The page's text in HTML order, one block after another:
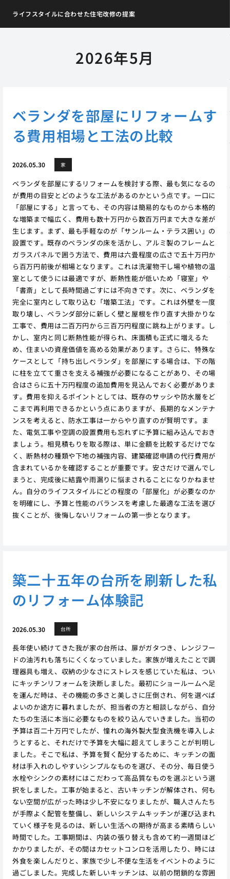
ライフスタイルに合わせた住宅改修の提案
2026年5月
ベランダを部屋にリフォームす
る費用相場と工法の比較
2026.05.30 家
ベランダを部屋にするリフォームを検討する際、最も気になるの
が費用の目安とどのような工法があるのかという点です。一口に
「部屋にする」と言っても、その内容は簡易的なものから本格的
な増築まで幅広く、費用も数十万円から数百万円まで大きな差が
生じます。まず、最も手軽なのが「サンルーム・テラス囲い」の
設置です。既存のベランダの床を活かし、アルミ製のフレームと
ガラスパネルで囲う方法で、費用は六畳程度の広さで五十万円か
ら百万円前後が相場となります。これは洗濯物干し場や植物の温
室として使うには最適ですが、断熱性能が低いため「寝室」や
「書斎」として長時間過ごすには不向きです。次に、ベランダを
完全に室内として取り込む「増築工法」です。これは外壁を一度
取り壊し、ベランダ部分に新しく壁と屋根を作り直す大掛かりな
工事で、費用は二百万円から三百万円程度に跳ね上がります。し
かし、室内と同じ断熱性能が得られ、床面積も正式に増えるた
め、住まいの資産価値を高める効果があります。さらに、特殊な
ケースとして「持ち出しベランダ」を部屋にする場合は、下の階
に柱を立てて重さを支える補強が必要になることがあり、その場
合はさらに五十万円程度の追加費用を見込んでおく必要がありま
す。費用を抑えるポイントとしては、既存のサッシや防水層をど
こまで再利用できるかという点にありますが、長期的なメンテナ
ンスを考えると、防水工事は一からやり直すのが賢明です。ま
た、電気工事や空調の設置費用も忘れずに予算に組み込んでおき
ましょう。相見積もりを取る際は、単に金額を比較するだけでな
く、断熱材の種類や下地の補強内容、建築確認申請の代行費用が
含まれているかを確認することが重要です。安さだけで選んでし
まうと、完成後に結露や雨漏りに悩まされることになりかねませ
ん。自分のライフスタイルにどの程度の「部屋化」が必要なのか
を明確にし、予算と性能のバランスを考慮した最適な工法を選び
抜くことが、後悔しないリフォームの第一歩となります。
築二十五年の台所を刷新した私
のリフォーム体験記
2026.05.30 台所
長年使い続けてきた我が家の台所は、扉がガタつき、レンジフー
ドの油汚れも落ちにくくなっていました。家族が増えたことで調
理器具も増え、収納の少なさにストレスを感じていた私は、つい
にキッチンリフォームを決断しました。最初にショールームへ足
を運んだ時は、その機能の多さと美しさに圧倒され、何を選べば
よいのか途方に暮れましたが、担当者の方と相談しながら、自分
たちの生活に本当に必要なものを絞り込んでいきました。当初の
予算は百二十万円でしたが、憧れの海外製大型食洗機を導入しよ
うとすると、それだけで予算を大幅に超えてしまうことが判明し
ました。そこで私は、予算を賢く配分するために、キッチンの面
材は手入れのしやすいシンプルなものを選び、その分、毎日使う
水栓やシンクの素材にはこだわって高品質なものを選ぶという選
択をしました。工事が始まると、古いキッチンが解体され、何も
ない空間が広がった時は少し不安になりましたが、職人さんたち
が手際よく配管を整備し、新しいシステムキッチンが運び込まれ
ていく様子を見るのは、新しい生活への期待が高まる素晴らしい
時間でした。工事期間は、内装の張り替えも含めて約一週間ほど
かかりましたが、その間はカセットコンロを活用したり、時には
外食を楽しんだりと、家族で少し不便な生活をイベントのように
過ごしました。完成した新しいキッチンは、以前の閉鎖的な雰囲